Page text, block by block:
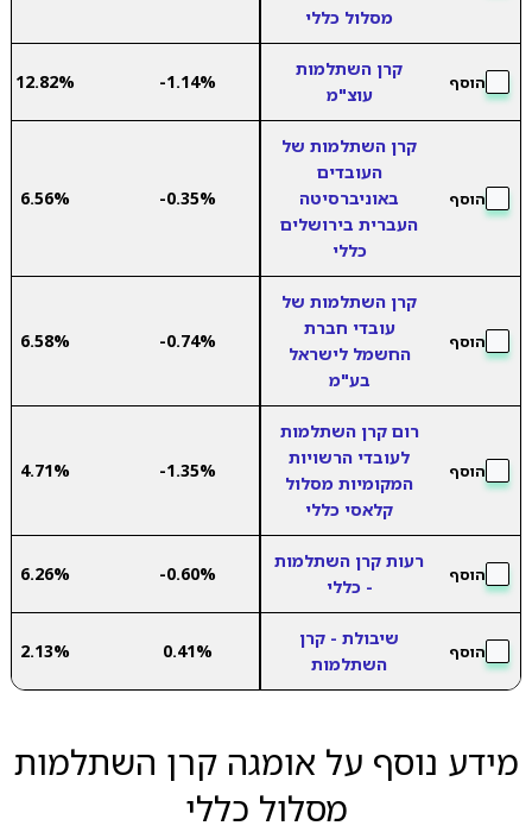
מסלול כללי
הוסף
קרן השתלמות
עוצ"מ
-1.14%
12.82%
הוסף
קרן השתלמות של
העובדים
באוניברסיטה
העברית בירושלים
כללי
-0.35%
6.56%
הוסף
קרן השתלמות של
עובדי חברת
החשמל לישראל
בע"מ
-0.74%
6.58%
הוסף
רום קרן השתלמות
לעובדי הרשויות
המקומיות מסלול
קלאסי כללי
-1.35%
4.71%
הוסף
רעות קרן השתלמות
- כללי
-0.60%
6.26%
הוסף
שיבולת - קרן
השתלמות
0.41%
2.13%
מידע נוסף על אומגה קרן השתלמות
מסלול כללי